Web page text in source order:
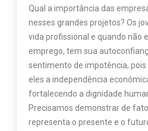
Qual a importância das
nesses grandes projetos? Os
vida profissional e quando não
emprego, tem sua
sentimento de impotência,
eles a independência
fortalecendo a dignidade
Precisamos demonstrar de
representa o presente e o